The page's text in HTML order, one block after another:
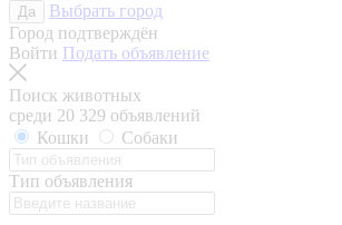
Да
Выбрать город
Город подтверждён
Войти Подать объявление
Поиск животных
среди 20 329 объявлений
Кошки
Собаки
Тип объявления